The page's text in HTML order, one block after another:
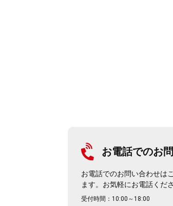
お電話でのお
お電話でのお問い合わせは
ます。お気軽にお電話くだ
受付時間：10:00～18:00